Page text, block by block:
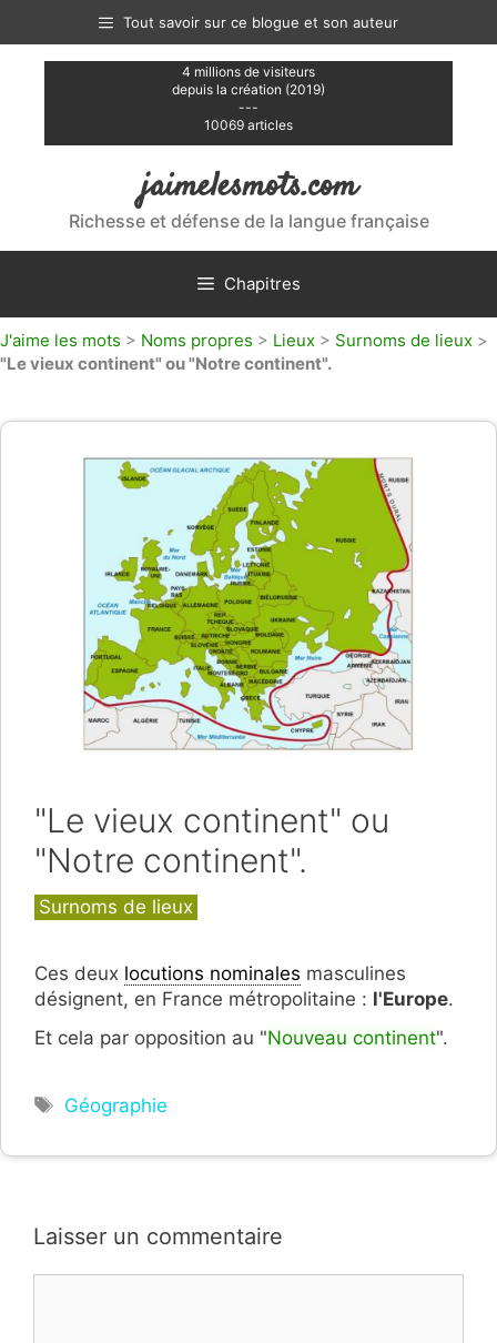
contenu
Tout savoir sur ce blogue et son auteur
4 millions de visiteurs
depuis la création (2019)
---
10069 articles
jaimelesmots.com
Richesse et défense de la langue française
Chapitres
J'aime les mots > Noms propres > Lieux > Surnoms de lieux >
"Le vieux continent" ou "Notre continent".
"Le vieux continent" ou
"Notre continent".
Catégories
Surnoms de lieux
Ces deux locutions nominales masculines
désignent, en France métropolitaine : l'Europe.
Et cela par opposition au "Nouveau continent".
Étiquettes
Géographie
Laisser un commentaire